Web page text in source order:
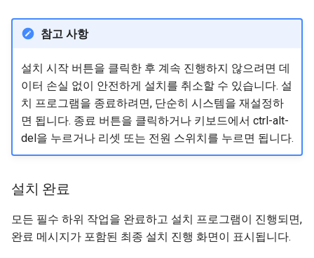
참고 사항
설치 시작 버튼을 클릭한 후 계속 진행하지 않으려면 데
이터 손실 없이 안전하게 설치를 취소할 수 있습니다. 설
치 프로그램을 종료하려면, 단순히 시스템을 재설정하
면 됩니다. 종료 버튼을 클릭하거나 키보드에서 ctrl-alt-
del을 누르거나 리셋 또는 전원 스위치를 누르면 됩니다.
설치 완료
모든 필수 하위 작업을 완료하고 설치 프로그램이 진행되면,
완료 메시지가 포함된 최종 설치 진행 화면이 표시됩니다.